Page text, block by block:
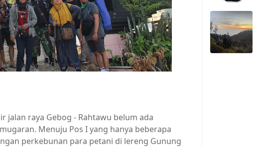
jalan raya Gebog - Rahtawu belum ada
Menuju Pos I yang hanya beberapa
perkebunan para petani di lereng Gunung